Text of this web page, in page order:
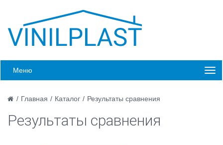
Меню
/ Главная / Каталог / Результаты сравнения
Результаты сравнения